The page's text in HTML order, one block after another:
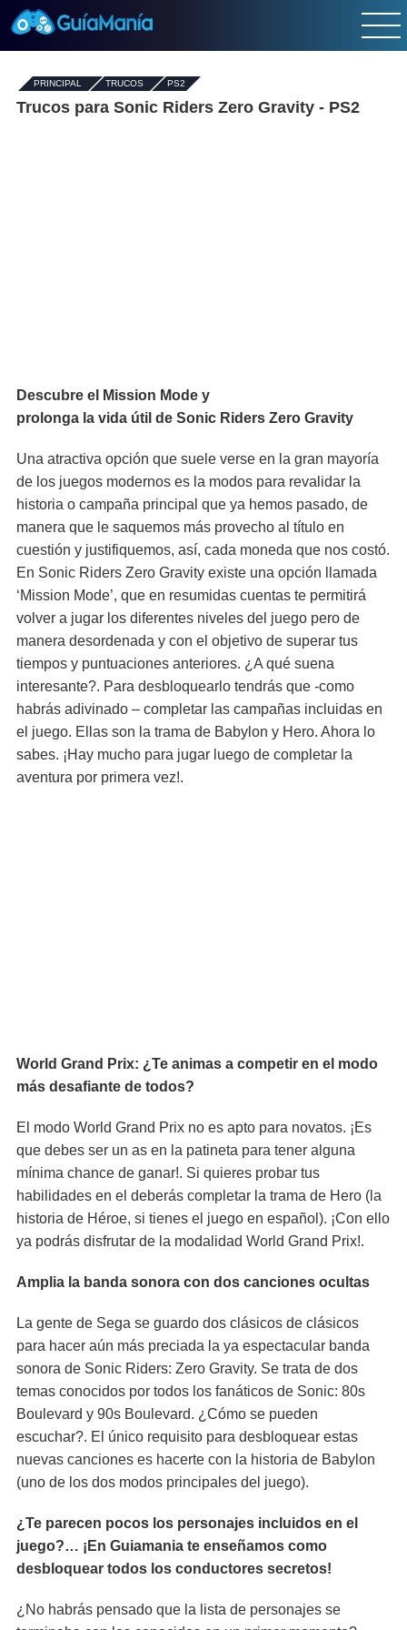
PRINCIPAL - TRUCOS- PS2
Trucos para Sonic Riders Zero Gravity - PS2
Descubre el Mission Mode y
prolonga la vida útil de Sonic Riders Zero Gravity
Una atractiva opción que suele verse en la gran mayoría
de los juegos modernos es la modos para revalidar la
historia o campaña principal que ya hemos pasado, de
manera que le saquemos más provecho al título en
cuestión y justifiquemos, así, cada moneda que nos costó.
En Sonic Riders Zero Gravity existe una opción llamada
‘Mission Mode’, que en resumidas cuentas te permitirá
volver a jugar los diferentes niveles del juego pero de
manera desordenada y con el objetivo de superar tus
tiempos y puntuaciones anteriores. ¿A qué suena
interesante?. Para desbloquearlo tendrás que -como
habrás adivinado – completar las campañas incluidas en
el juego. Ellas son la trama de Babylon y Hero. Ahora lo
sabes. ¡Hay mucho para jugar luego de completar la
aventura por primera vez!.
World Grand Prix: ¿Te animas a competir en el modo
más desafiante de todos?
El modo World Grand Prix no es apto para novatos. ¡Es
que debes ser un as en la patineta para tener alguna
mínima chance de ganar!. Si quieres probar tus
habilidades en el deberás completar la trama de Hero (la
historia de Héroe, si tienes el juego en español). ¡Con ello
ya podrás disfrutar de la modalidad World Grand Prix!.
Amplia la banda sonora con dos canciones ocultas
La gente de Sega se guardo dos clásicos de clásicos
para hacer aún más preciada la ya espectacular banda
sonora de Sonic Riders: Zero Gravity. Se trata de dos
temas conocidos por todos los fanáticos de Sonic: 80s
Boulevard y 90s Boulevard. ¿Cómo se pueden
escuchar?. El único requisito para desbloquear estas
nuevas canciones es hacerte con la historia de Babylon
(uno de los dos modos principales del juego).
¿Te parecen pocos los personajes incluidos en el
juego?… ¡En Guiamania te enseñamos como
desbloquear todos los conductores secretos!
¿No habrás pensado que la lista de personajes se